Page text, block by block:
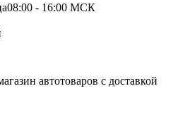
08:00 - 16:00 МСК
автотоваров с доставкой